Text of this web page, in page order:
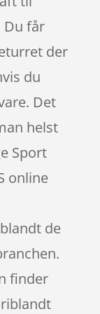
får
der
du
Det
helst
Sport
online
de
finder